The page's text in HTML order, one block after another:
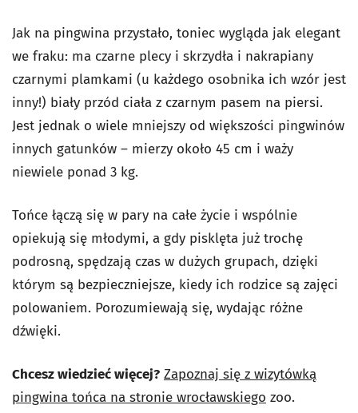
Jak na pingwina przystało, toniec wygląda jak elegant
we fraku: ma czarne plecy i skrzydła i nakrapiany
czarnymi plamkami (u każdego osobnika ich wzór jest
inny!) biały przód ciała z czarnym pasem na piersi.
Jest jednak o wiele mniejszy od większości pingwinów
innych gatunków – mierzy około 45 cm i waży
niewiele ponad 3 kg.
Tońce łączą się w pary na całe życie i wspólnie
opiekują się młodymi, a gdy pisklęta już trochę
podrosną, spędzają czas w dużych grupach, dzięki
którym są bezpieczniejsze, kiedy ich rodzice są zajęci
polowaniem. Porozumiewają się, wydając różne
dźwięki.
Chcesz wiedzieć więcej? Zapoznaj się z wizytówką
pingwina tońca na stronie wrocławskiego zoo.